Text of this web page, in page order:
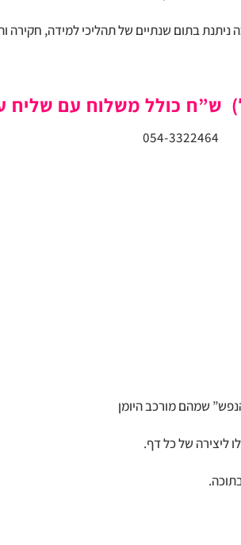
ניתנת בתום שנתיים של תהליכי למידה, חקירה
054-3322464
שמהם מורכב היומן
ליצירה של כל דף.